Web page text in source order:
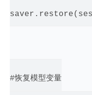
#恢复模型变量